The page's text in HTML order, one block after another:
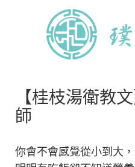
【桂枝湯衛教
師
你會不會感覺從小到大